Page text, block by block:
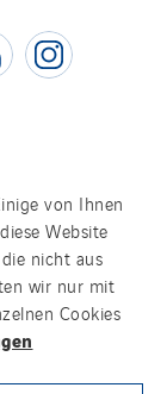
von Ihnen
Website
nicht aus
wir nur mit
Cookies